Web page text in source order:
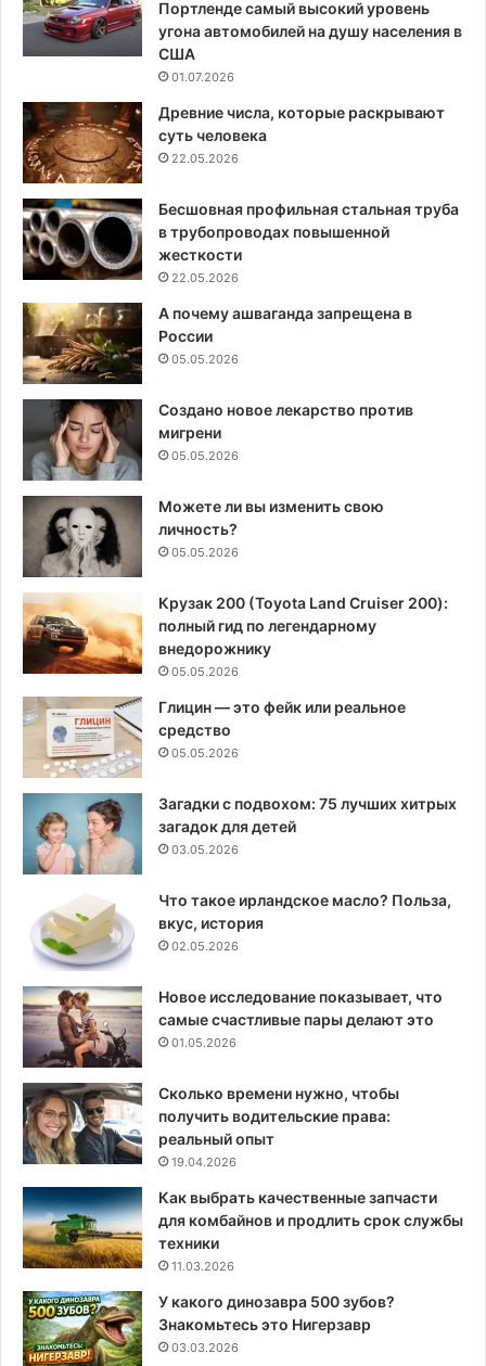
Портленде самый высокий уровень
угона автомобилей на душу населения в
США
01.07.2026
Древние числа, которые раскрывают
суть человека
22.05.2026
Бесшовная профильная стальная труба
в трубопроводах повышенной
жесткости
22.05.2026
А почему ашваганда запрещена в
России
05.05.2026
Создано новое лекарство против
мигрени
05.05.2026
Можете ли вы изменить свою
личность?
05.05.2026
Крузак 200 (Toyota Land Cruiser 200):
полный гид по легендарному
внедорожнику
05.05.2026
Глицин — это фейк или реальное
средство
05.05.2026
Загадки с подвохом: 75 лучших хитрых
загадок для детей
03.05.2026
Что такое ирландское масло? Польза,
вкус, история
02.05.2026
Новое исследование показывает, что
самые счастливые пары делают это
01.05.2026
Сколько времени нужно, чтобы
получить водительские права:
реальный опыт
19.04.2026
Как выбрать качественные запчасти
для комбайнов и продлить срок службы
техники
11.03.2026
У какого динозавра 500 зубов?
Знакомьтесь это Нигерзавр
03.03.2026